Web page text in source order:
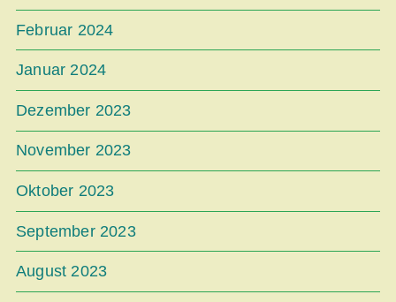
Februar 2024
Januar 2024
Dezember 2023
November 2023
Oktober 2023
September 2023
August 2023